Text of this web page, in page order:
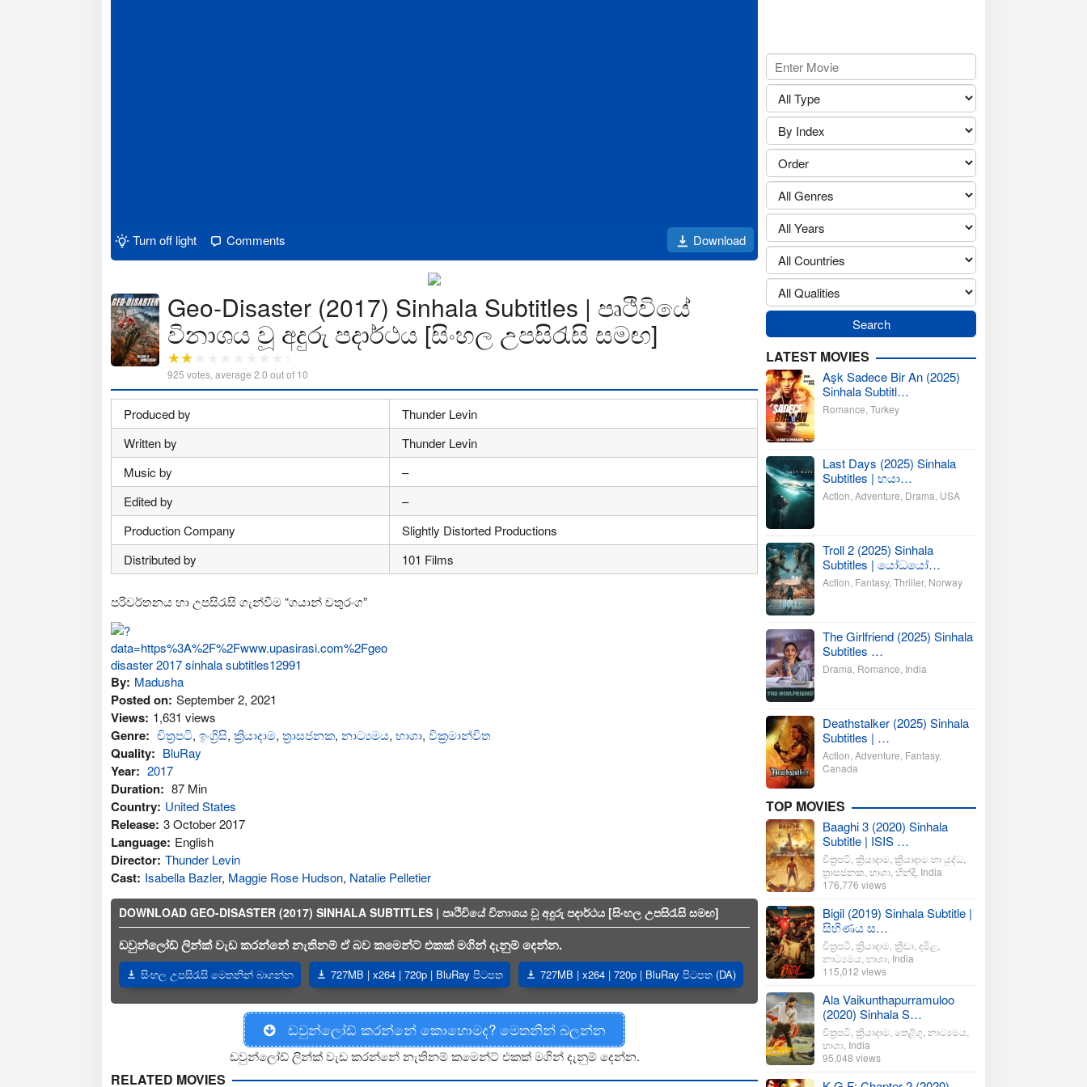
Turn off light Comments Download
Geo-Disaster (2017) Sinhala Subtitles | පෘථිවියේ
විනාශය වූ අදුරු පදාර්ථය [සිංහල උපසිරැසි සමඟ]
925 votes, average 2.0 out of 10
Produced by
Thunder Levin
Written by
Thunder Levin
Music by
–
Edited by
–
Production Company
Slightly Distorted Productions
Distributed by
101 Films
පරිවර්තනය හා උපසිරැසි ගැන්වීම “ගයාන් චතුරංග”
By: Madusha
Posted on: September 2, 2021
Views: 1,631 views
Genre: චිත්‍රපටි, ඉංග්‍රිසි, ක්‍රියාදාම, ත්‍රාසජනක, නාට්‍යමය, භාශා, වික්‍රමාන්විත
Quality: BluRay
Year: 2017
Duration: 87 Min
Country: United States
Release: 3 October 2017
Language: English
Director: Thunder Levin
Cast: Isabella Bazler, Maggie Rose Hudson, Natalie Pelletier
DOWNLOAD GEO-DISASTER (2017) SINHALA SUBTITLES | පෘථිවියේ විනාශය වූ අදුරු පදාර්ථය [සිංහල උපසිරැසි සමඟ]
ඩවුන්ලෝඩ් ලින්ක් වැඩ කරන්නේ නැතිනම් ඒ බව කමෙන්ට් එකක් මගින් දැනුම් දෙන්න.
සිංහල උපසිරැසි මෙතනින් බාගන්න 727MB | x264 | 720p | BluRay පිටපත 727MB | x264 | 720p | BluRay පිටපත (DA)
ඩවුන්ලෝඩ් කරන්නේ කොහොමද? මෙතනින් බලන්න
ඩවුන්ලෝඩ් ලින්ක් වැඩ කරන්නේ නැතිනම් කමෙන්ට් එකක් මගින් දැනුම් දෙන්න.
RELATED MOVIES
LATEST MOVIES
Aşk Sadece Bir An (2025)
Sinhala Subtitl…
Romance Turkey
Last Days (2025) Sinhala
Subtitles | භයා…
Action Adventure Drama USA
Troll 2 (2025) Sinhala
Subtitles | යෝධයෝ…
Action Fantasy, Thriller, Norway
The Girlfriend (2025) Sinhala
Subtitles …
Drama Romance India
Deathstalker (2025) Sinhala
Subtitles | …
Action Adventure Fantasy,
Canada
TOP MOVIES
Baaghi 3 (2020) Sinhala
Subtitle | ISIS …
චිත්‍රපටි ක්‍රියාදාම ක්‍රියාදාම හා යුද්ධ
ත්‍රාසජනක භාශා හින්දි India
176,776 views
Bigil (2019) Sinhala Subtitle |
සිහිණය ස…
චිත්‍රපටි ක්‍රියාදාම ක්‍රීඩා දමිළ
නාට්‍යමය භාශා India
115,012 views
Ala Vaikunthapurramuloo
(2020) Sinhala S…
චිත්‍රපටි ක්‍රියාදාම තෙළිගු නාට්‍යමය
භාශා India
95,048 views